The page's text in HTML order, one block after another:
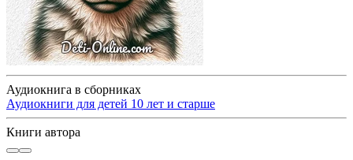
Аудиокнига в сборниках
Аудиокниги для детей 10 лет и старше
Книги автора